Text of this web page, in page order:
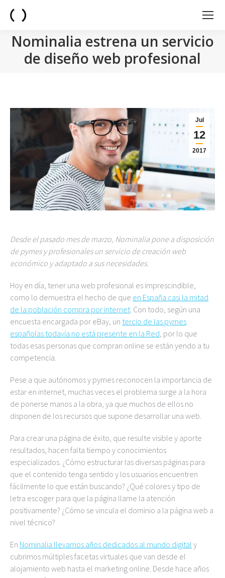
Nominalia estrena un servicio
de diseño web profesional
Jul
12
2017
Desde el pasado mes de marzo, Nominalia pone a disposición
de pymes y profesionales un servicio de creación web
económico y adaptado a sus necesidades.
Hoy en día, tener una web profesional es imprescindible,
como lo demuestra el hecho de que en España casi la mitad
de la población compra por internet . Con todo, según una
encuesta encargada por eBay, un tercio de las pymes
españolas todavía no está presente en la Red , por lo que
todas esas personas que compran online se están yendo a tu
competencia.
Pese a que autónomos y pymes reconocen la importancia de
estar en internet, muchas veces el problema surge a la hora
de ponerse manos a la obra, ya que muchos de ellos no
disponen de los recursos que supone desarrollar una web.
Para crear una página de éxito, que resulte visible y aporte
resultados, hacen falta tiempo y conocimientos
especializados. ¿Cómo estructurar las diversas páginas para
que el contenido tenga sentido y los usuarios encuentren
fácilmente lo que están buscando? ¿Qué colores y tipo de
letra escoger para que la página llame la atención
positivamente? ¿Cómo se vincula el dominio a la página web a
nivel técnico?
En Nominalia llevamos años dedicados al mundo digital y
cubrimos múltiples facetas virtuales que van desde el
alojamiento web hasta el marketing online. Desde hace años